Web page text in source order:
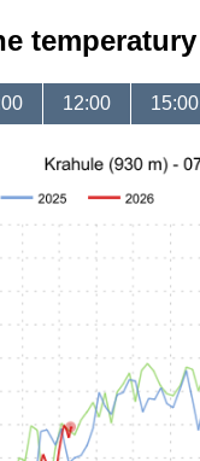
temperatury
12:00 15:00